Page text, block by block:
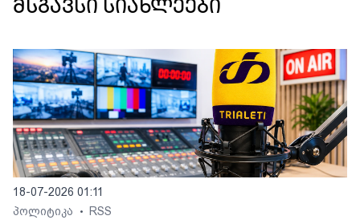
მსგავსი სიახლეები
18-07-2026 01:11
პოლიტიკა
• RSS